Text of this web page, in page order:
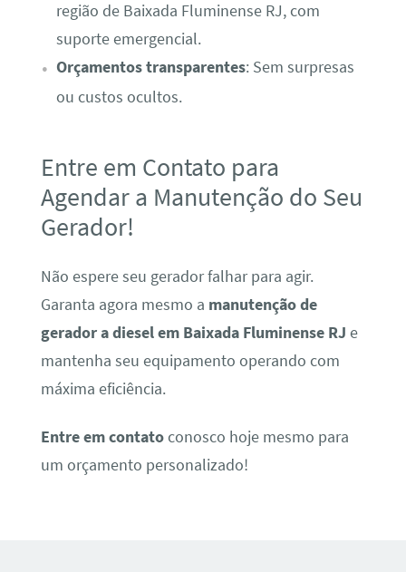
região de Baixada Fluminense RJ, com
suporte emergencial.
Orçamentos transparentes: Sem surpresas
ou custos ocultos.
Entre em Contato para
Agendar a Manutenção do Seu
Gerador!
Não espere seu gerador falhar para agir.
Garanta agora mesmo a manutenção de
gerador a diesel em Baixada Fluminense RJ e
mantenha seu equipamento operando com
máxima eficiência.
Entre em contatoconosco hoje mesmo para
um orçamento personalizado!